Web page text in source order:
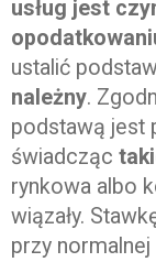
usług jest
ustalić
należny.
podstawą jest
świadcząc
rynkowa albo
wiązały.
przy